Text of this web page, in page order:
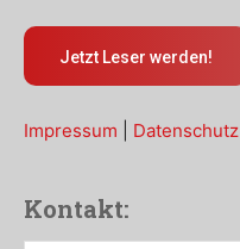
Jetzt Leser werden!
Impressum Datenschutz
Kontakt: